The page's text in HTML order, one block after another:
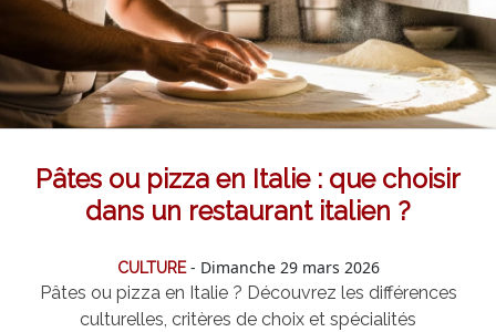
Pâtes ou pizza en Italie : que choisir
dans un restaurant italien ?
CULTURE- Dimanche 29 mars 2026
Pâtes ou pizza en Italie ? Découvrez les différences
culturelles, critères de choix et spécialités